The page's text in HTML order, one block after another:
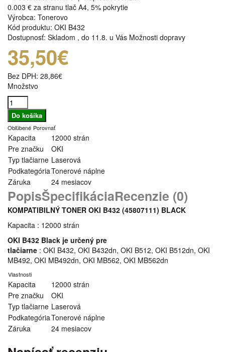
0.003 € za stranu tlač A4, 5% pokrytie
Výrobca: Tonerovo
Kód produktu: OKI B432
Dostupnosť: Skladom , do 11.8. u Vás Možnosti dopravy
35,50€
Bez DPH: 28,86€
Množstvo
Obľúbené Porovnať
Kapacita
12000 strán
Pre značku
OKI
Typ tlačiarne Laserová
PodkategóriaTonerové náplne
Záruka
24 mesiacov
PopisŠpecifikáciaRecenzie (0)
KOMPATIBILNÝ TONER OKI B432 (45807111) BLACK
Kapacita : 12000 strán
OKI B432 Black je určený pre
tlačiarne : OKI B432, OKI B432dn, OKI B512, OKI B512dn, OKI
MB492, OKI MB492dn, OKI MB562, OKI MB562dn
Vlastnosti
Kapacita
12000 strán
Pre značku
OKI
Typ tlačiarne Laserová
PodkategóriaTonerové náplne
Záruka
24 mesiacov